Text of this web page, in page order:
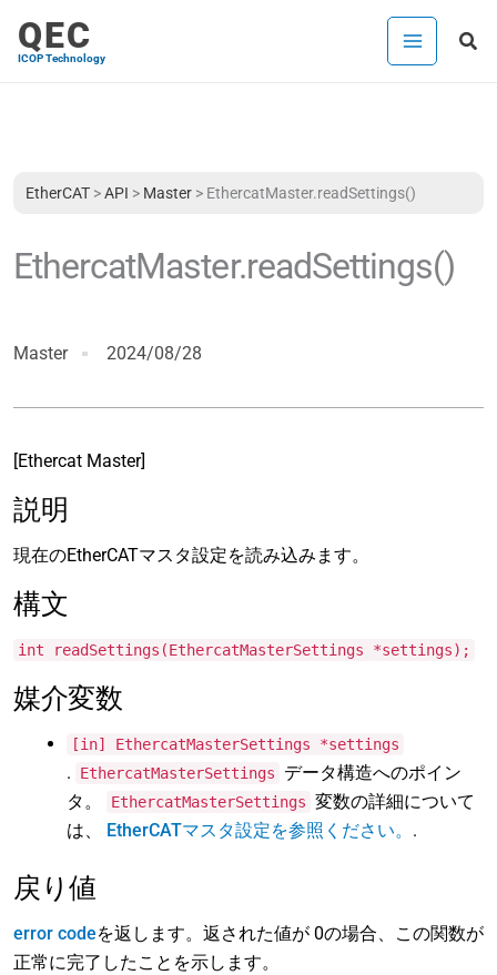
QEC
ICOP Technology
検
EtherCAT >API > Master > EthercatMaster.readSettings()
EthercatMaster.readSettings()
Master 2024/08/28
[Ethercat Master]
説明
現在のEtherCATマスタ設定を読み込みます。
構文
int readSettings(EthercatMasterSettings *settings);
媒介変数
[in] EthercatMasterSettings *settings
. EthercatMasterSettings
データ構造へのポイン
タ。
EthercatMasterSettings 変数の詳細について
は、 EtherCATマスタ設定を参照ください。 .
戻り値
error codeを返します。返された値が 0の場合、この関数が
正常に完了したことを示します。